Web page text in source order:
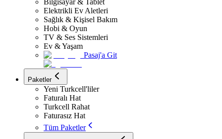
Bilgisayar & Tablet
Elektrikli Ev Aletleri
Sağlık & Kişisel Bakım
Hobi & Oyun
TV & Ses Sistemleri
Ev & Yaşam
Pasaj'a Git
Paketler
Yeni Turkcell'liler
Faturalı Hat
Turkcell Rahat
Faturasız Hat
Tüm Paketler